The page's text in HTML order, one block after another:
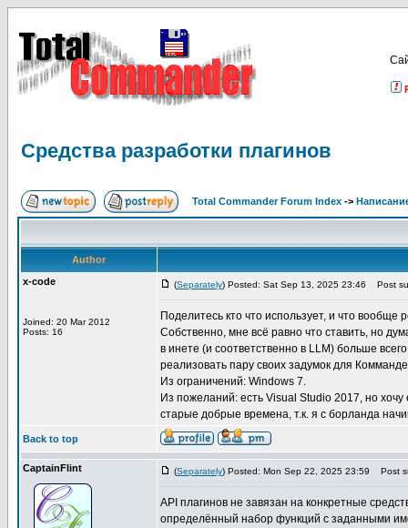
Средства разработки плагинов
Total Commander Forum Index ->
Author
x-code
Joined: 20 Mar 2012
Posts: 16
(Separately) Posted: Sat Sep 13, 2025 23:46 Post
Поделитесь кто что использует, и что вообще
Собственно, мне всё равно что ставить, но
в инете (и соответственно в LLM) больше
реализовать пару своих задумок для
Из ограничений: Windows 7.
Из пожеланий: есть Visual Studio 2017, но
старые добрые времена, т.к. я с борланда
Back to top
CaptainFlint (Separately) Posted: Mon Sep 22, 2025 23:59 Post
API плагинов не завязан на конкретные
определённый набор функций с заданными